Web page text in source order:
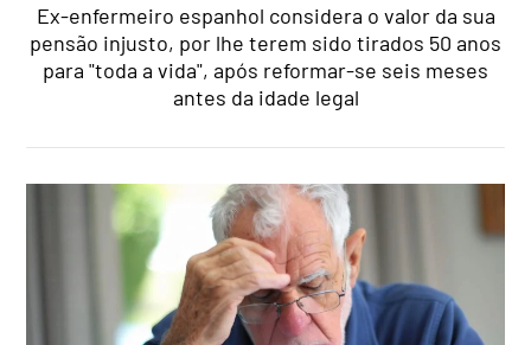
Ex-enfermeiro espanhol considera o valor da sua
pensão injusto, por lhe terem sido tirados 50 anos
para "toda a vida", após reformar-se seis meses
antes da idade legal